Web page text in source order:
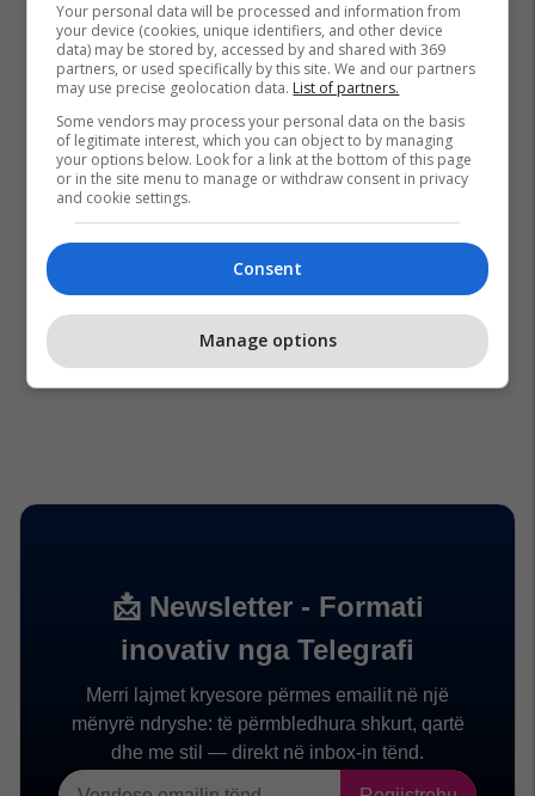
Your personal data will be processed and information from
your device (cookies, unique identifiers, and other device
data) may be stored by, accessed by and shared with 369
partners, or used specifically by this site. We and our partners
may use precise geolocation data. List of partners.
Some vendors may process your personal data on the basis
of legitimate interest, which you can object to by managing
your options below. Look for a link at the bottom of this page
or in the site menu to manage or withdraw consent in privacy
and cookie settings.
Consent
Manage options